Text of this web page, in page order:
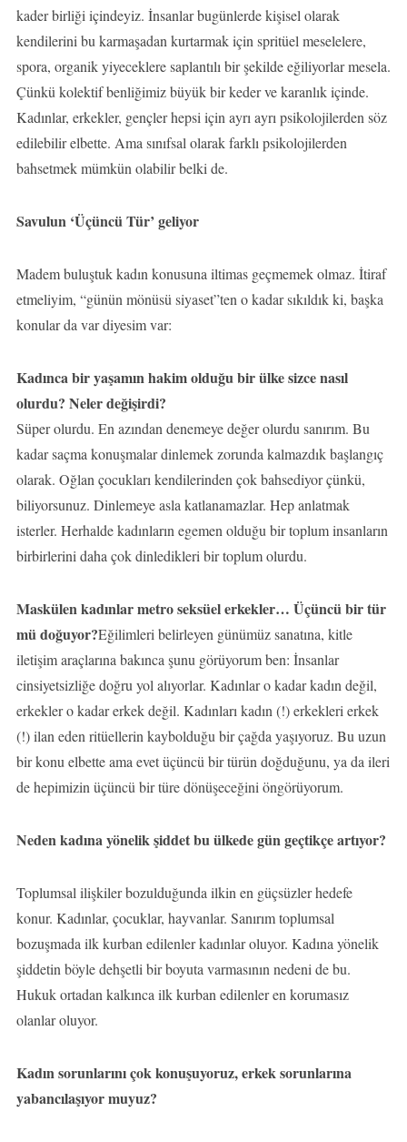
kader birliği içindeyiz. İnsanlar bugünlerde kişisel olarak
kendilerini bu karmaşadan kurtarmak için spritüel meselelere,
spora, organik yiyeceklere saplantılı bir şekilde eğiliyorlar mesela.
Çünkü kolektif benliğimiz büyük bir keder ve karanlık içinde.
Kadınlar, erkekler, gençler hepsi için ayrı ayrı psikolojilerden söz
edilebilir elbette. Ama sınıfsal olarak farklı psikolojilerden
bahsetmek mümkün olabilir belki de.
Savulun ‘Üçüncü Tür’ geliyor
Madem buluştuk kadın konusuna iltimas geçmemek olmaz. İtiraf
etmeliyim, “günün mönüsü siyaset”ten o kadar sıkıldık ki, başka
konular da var diyesim var:
Kadınca bir yaşamın hakim olduğu bir ülke sizce nasıl
olurdu? Neler değişirdi?
Süper olurdu. En azından denemeye değer olurdu sanırım. Bu
kadar saçma konuşmalar dinlemek zorunda kalmazdık başlangıç
olarak. Oğlan çocukları kendilerinden çok bahsediyor çünkü,
biliyorsunuz. Dinlemeye asla katlanamazlar. Hep anlatmak
isterler. Herhalde kadınların egemen olduğu bir toplum insanların
birbirlerini daha çok dinledikleri bir toplum olurdu.
Maskülen kadınlar metro seksüel erkekler… Üçüncü bir tür
mü doğuyor?Eğilimleri belirleyen günümüz sanatına, kitle
iletişim araçlarına bakınca şunu görüyorum ben: İnsanlar
cinsiyetsizliğe doğru yol alıyorlar. Kadınlar o kadar kadın değil,
erkekler o kadar erkek değil. Kadınları kadın (!) erkekleri erkek
(!) ilan eden ritüellerin kaybolduğu bir çağda yaşıyoruz. Bu uzun
bir konu elbette ama evet üçüncü bir türün doğduğunu, ya da ileri
de hepimizin üçüncü bir türe dönüşeceğini öngörüyorum.
Neden kadına yönelik şiddet bu ülkede gün geçtikçe artıyor?
Toplumsal ilişkiler bozulduğunda ilkin en güçsüzler hedefe
konur. Kadınlar, çocuklar, hayvanlar. Sanırım toplumsal
bozuşmada ilk kurban edilenler kadınlar oluyor. Kadına yönelik
şiddetin böyle dehşetli bir boyuta varmasının nedeni de bu.
Hukuk ortadan kalkınca ilk kurban edilenler en korumasız
olanlar oluyor.
Kadın sorunlarını çok konuşuyoruz, erkek sorunlarına
yabancılaşıyor muyuz?